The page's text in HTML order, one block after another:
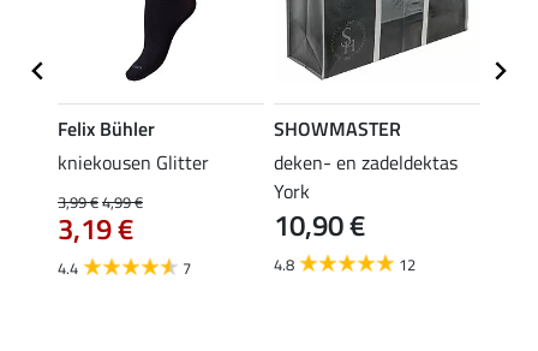
Felix Bühler
kniekousen Glitter
3,99 €4,99 €
3,19 €
4.4 7
SHOWMASTER
deken- en zadeldektas
York
10,90 €
4.8 12